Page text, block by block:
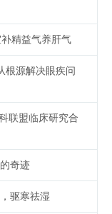
精益气养肝气
根源解决眼疾问
联盟临床研究合
奇迹
驱寒祛湿